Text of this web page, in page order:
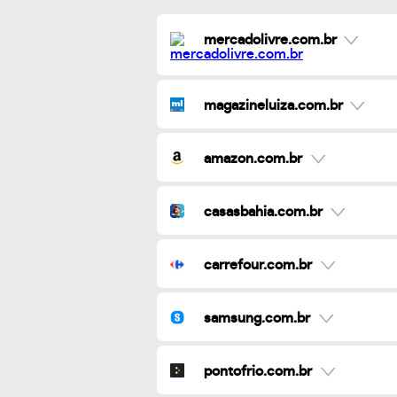
mercadolivre.com.br
magazineluiza.com.br
amazon.com.br
casasbahia.com.br
carrefour.com.br
samsung.com.br
pontofrio.com.br